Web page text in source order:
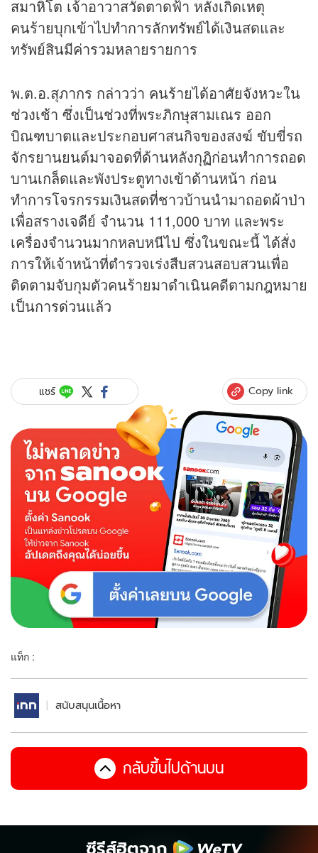
สมาหิโต เจ้าอาวาสวัดตาดฟ้า หลังเกิดเหตุ
คนร้ายบุกเข้าไปทำการลักทรัพย์ได้เงินสดและ
ทรัพย์สินมีค่ารวมหลายรายการ
พ.ต.อ.สุภากร กล่าวว่า คนร้ายได้อาศัยจังหวะใน
ช่วงเช้า ซึ่งเป็นช่วงที่พระภิกษุสามเณร ออก
บิณฑบาตและประกอบศาสนกิจของสงฆ์ ขับขี่รถ
จักรยานยนต์มาจอดที่ด้านหลังกุฏิก่อนทำการถอด
บานเกล็ดและพังประตูทางเข้าด้านหน้า ก่อน
ทำการโจรกรรมเงินสดที่ชาวบ้านนำมาถอดผ้าป่า
เพื่อสรางเจดีย์ จำนวน 111,000 บาท และพระ
เครื่องจำนวนมากหลบหนีไป ซึ่งในขณะนี้ ได้สั่ง
การให้เจ้าหน้าที่ตำรวจเร่งสืบสวนสอบสวนเพื่อ
ติดตามจับกุมตัวคนร้ายมาดำเนินคดีตามกฎหมาย
เป็นการด่วนแล้ว
แชร์ Copy link
แท็ก :
สนับสนุนเนื้อหา
กลับขึ้นไปด้านบน